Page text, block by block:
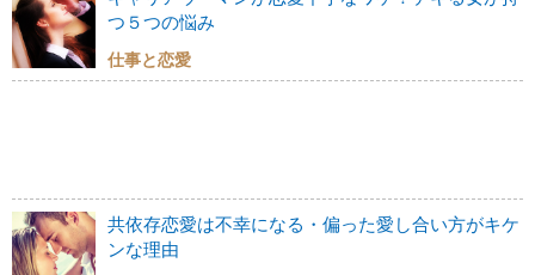
つ５つの悩み
仕事と恋愛
共依存恋愛は不幸になる・偏った愛し合い方がキケ
ンな理由